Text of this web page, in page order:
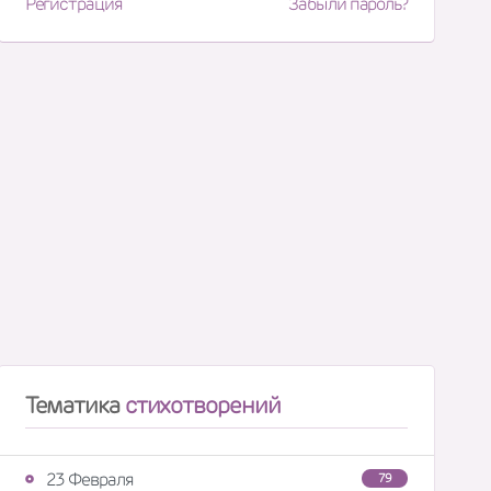
Тематикастихотворений
79
23 Февраля